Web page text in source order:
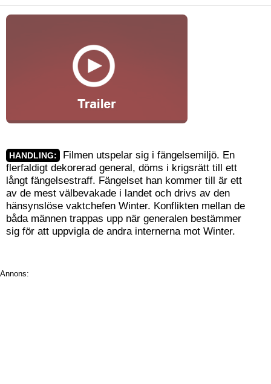
HANDLING:
Filmen utspelar sig i fängelsemiljö. En
flerfaldigt dekorerad general, döms i krigsrätt till ett
långt fängelsestraff. Fängelset han kommer till är ett
av de mest välbevakade i landet och drivs av den
hänsynslöse vaktchefen Winter. Konflikten mellan de
båda männen trappas upp när generalen bestämmer
sig för att uppvigla de andra internerna mot Winter.
Annons: